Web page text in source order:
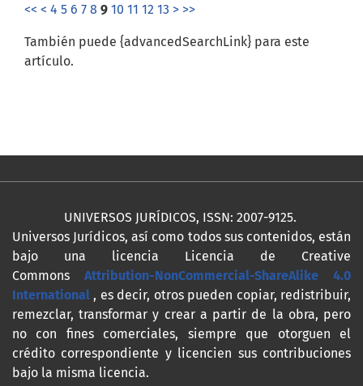
<< < 4 5 6 7 8 9 10 11 12 13 > >>
También puede {advancedSearchLink} para este
artículo.
UNIVERSOS JURÍDICOS, ISSN: 2007-9125.
Universos Jurídicos, así como todos sus contenidos, están
bajo una licencia Licencia de Creative
Commons Attribution-NonCommercial-ShareAlike 4.0
International , es decir, otros pueden copiar, redistribuir,
remezclar, transformar y crear a partir de la obra, pero
no con fines comerciales, siempre que otorguen el
crédito correspondiente y licencien sus contribuciones
bajo la misma licencia.